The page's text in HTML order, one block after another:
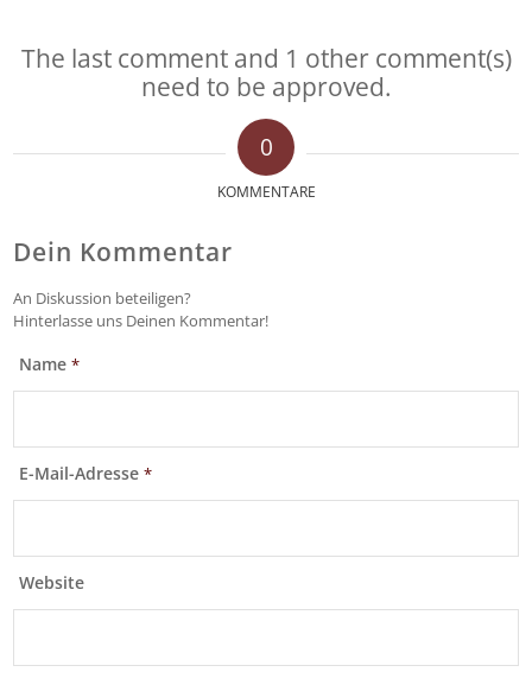
The last comment and 1 other comment(s)
need to be approved.
0
KOMMENTARE
Dein Kommentar
An Diskussion beteiligen?
Hinterlasse uns Deinen Kommentar!
Name*
E-Mail-Adresse*
Website